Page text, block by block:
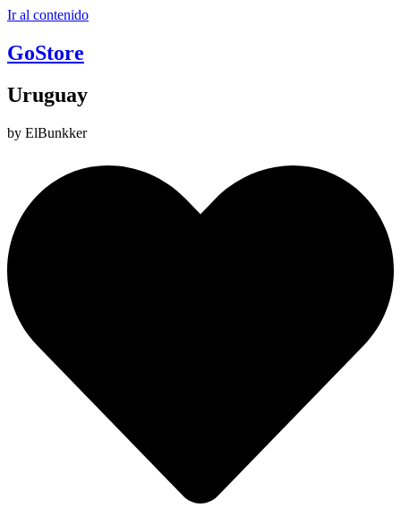
Ir al contenido
GoStore
Uruguay
by ElBunkker